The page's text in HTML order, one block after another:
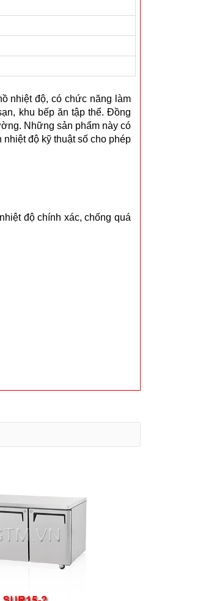
nhiệt độ, có chức năng làm
khu bếp ăn tập thể. Đồng
Những sản phẩm này có
độ kỹ thuật số cho phép
độ chính xác, chống quá